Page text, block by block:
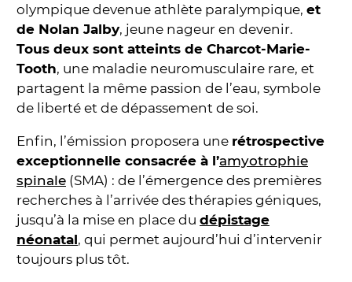
olympique devenue athlète paralympique, et
de Nolan Jalby, jeune nageur en devenir.
Tous deux sont atteints de Charcot-Marie-
Tooth, une maladie neuromusculaire rare, et
partagent la même passion de l’eau, symbole
de liberté et de dépassement de soi.
Enfin, l’émission proposera une rétrospective
exceptionnelle consacrée à l’amyotrophie
spinale (SMA) : de l’émergence des premières
recherches à l’arrivée des thérapies géniques,
jusqu’à la mise en place du dépistage
néonatal, qui permet aujourd’hui d’intervenir
toujours plus tôt.